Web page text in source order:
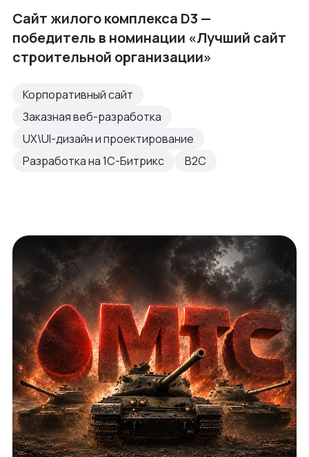
Сайт жилого комплекса D3 —
победитель в номинации «Лучший сайт
строительной организации»
Корпоративный сайт
Заказная веб-разработка
UX\UI-дизайн и проектирование
Разработка на 1С-Битрикс
B2C